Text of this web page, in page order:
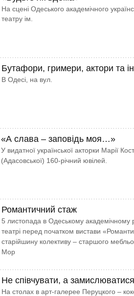
На сцені Одеського академічного
театру ім.
Бутафори, гримери, актори та
В Одесі, на вул.
«А слава – заповідь моя…»
У видатної української акторки Марії
(Адасовської) 160-річний ювілей.
Романтичний стаж
5 листопада в Одесь­кому академічному
театрі перед початком вистави
старійшину колективу – стар­­шого
Мор­
Не співчувати, а замислюватися
На столах в арт-галерее Перуцкого –